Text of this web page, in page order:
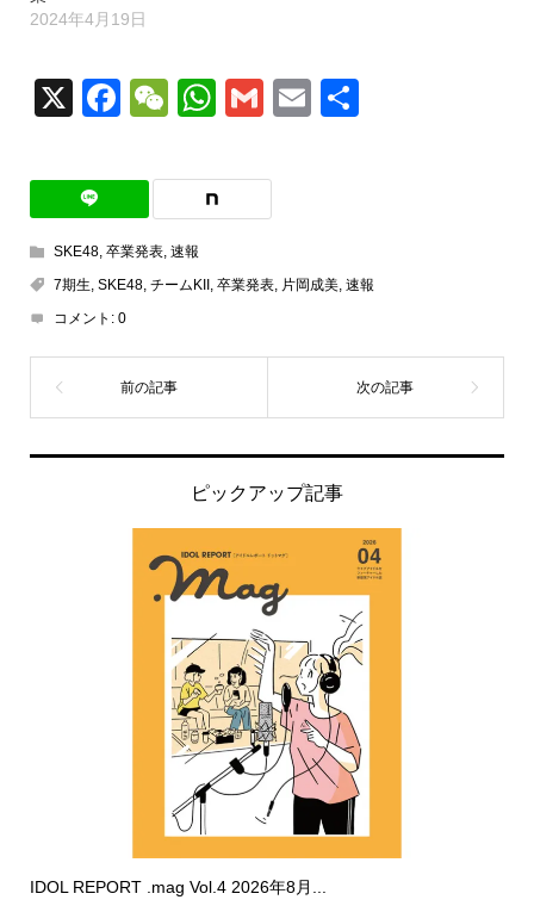
2024年4月19日
X Facebook
WeChat
WhatsApp
Gmail
Email
共
SKE48, 卒業発表, 速報
7期生, SKE48, チームKII, 卒業発表, 片岡成美, 速報
コメント: 0
ピックアップ記事
IDOL REPORT .mag Vol.4 2026年8月...